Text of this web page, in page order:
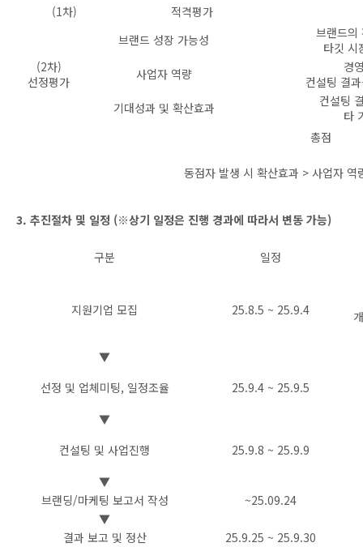
(1차) 적격평가
(2차)
선정평가
브랜드 성장 가능성
브랜드의
타깃 시
사업자 역량
경
컨설팅 결
기대성과 및 확산효과
컨설팅
타
총점
동점자 발생 시 확산효과 > 사업자
3. 추진절차 및 일정 (※상기 일정은 진행 경과에 따라서 변동 가능)
구분 일정
지원기업 모집 25.8.5 ~ 25.9.4
▼
선정 및 업체미팅, 일정조율
25.9.4 ~ 25.9.5
▼
컨설팅 및 사업진행
25.9.8 ~ 25.9.9
▼
브랜딩/마케팅 보고서 작성
~25.09.24
▼
결과 보고 및 정산
25.9.25 ~ 25.9.30